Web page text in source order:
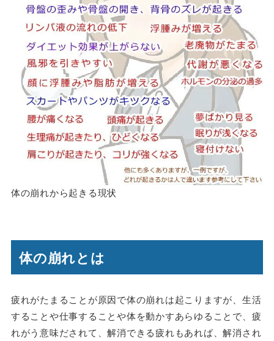
体の崩れから起きる現状
体の崩れとは
疲れがたまることが原因で体の崩れは起こりますが、生活
することや仕事することや体を動かすあらゆることで、疲
れがう意味だされて、解消できる疲れもあれば、解消され